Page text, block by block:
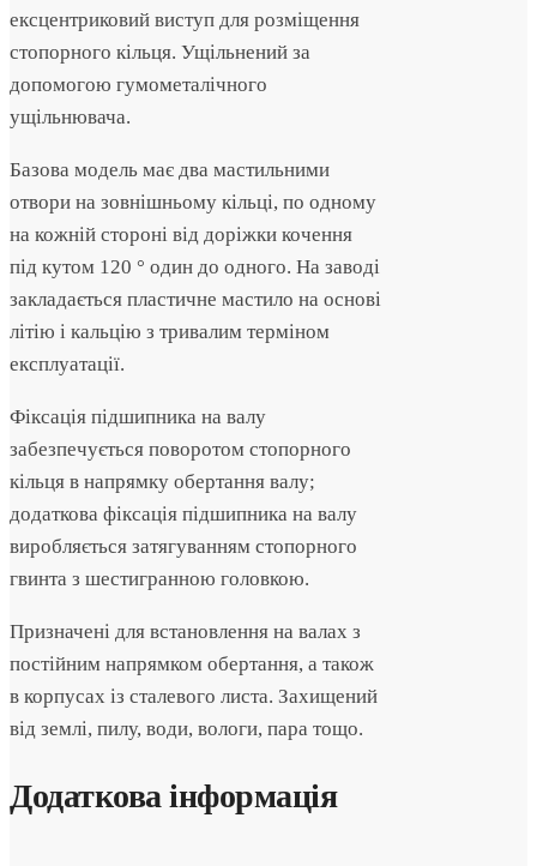
ексцентриковий виступ для розміщення
стопорного кільця. Ущільнений за
допомогою гумометалічного
ущільнювача.
Базова модель має два мастильними
отвори на зовнішньому кільці, по одному
на кожній стороні від доріжки кочення
під кутом 120 ° один до одного. На заводі
закладається пластичне мастило на основі
літію і кальцію з тривалим терміном
експлуатації.
Фіксація підшипника на валу
забезпечується поворотом стопорного
кільця в напрямку обертання валу;
додаткова фіксація підшипника на валу
виробляється затягуванням стопорного
гвинта з шестигранною головкою.
Призначені для встановлення на валах з
постійним напрямком обертання, а також
в корпусах із сталевого листа. Захищений
від землі, пилу, води, вологи, пара тощо.
Додаткова інформація